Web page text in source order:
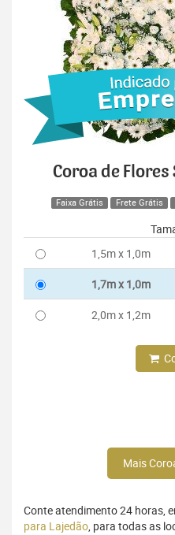
Coroa de
Faixa Grátis Frete Grátis
1,5m x 1,0m
1,7m x 1,0m
2,0m x 1,2m
Mais
Conte atendimento 24 horas,
para Lajedão, para todas as